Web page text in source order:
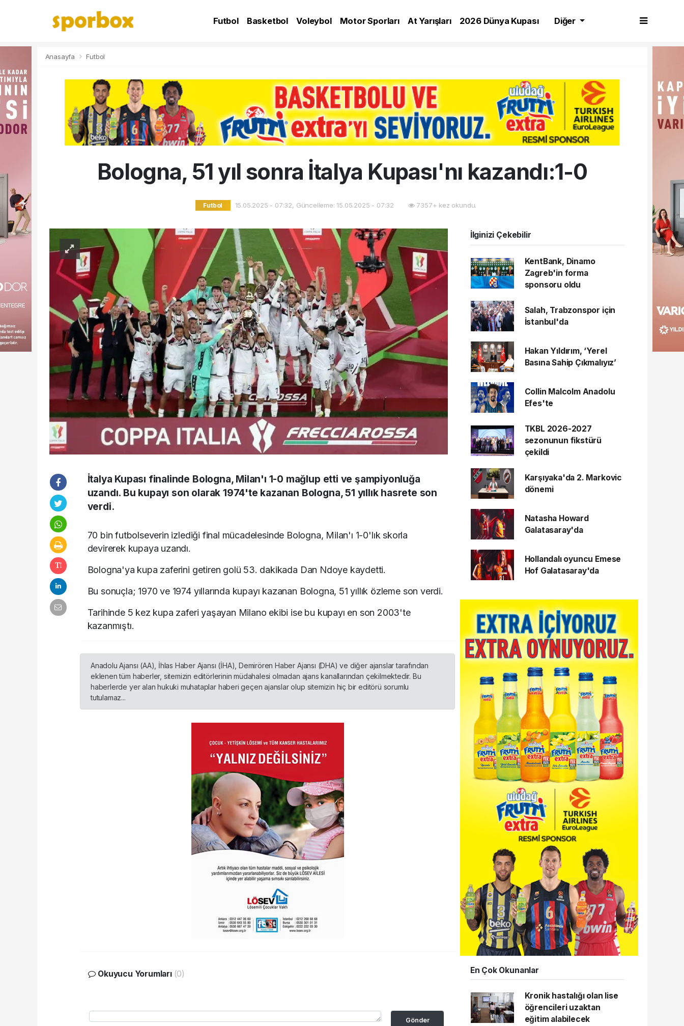
Futbol Basketbol Voleybol Motor Sporları At Yarışları
2026 Dünya Kupası
Diğer
Anasayfa Futbol
Bologna, 51 yıl sonra İtalya Kupası'nı kazandı:1-0
Futbol 15.05.2025 - 07:32, Güncelleme: 15.05.2025 - 07:32 7357+ kez okundu.
İtalya Kupası finalinde Bologna, Milan'ı 1-0 mağlup etti ve şampiyonluğa
uzandı. Bu kupayı son olarak 1974'te kazanan Bologna, 51 yıllık hasrete son
verdi.
70 bin futbolseverin izlediği final mücadelesinde Bologna, Milan'ı 1-0'lık skorla
devirerek kupaya uzandı.
Bologna'ya kupa zaferini getiren golü 53. dakikada Dan Ndoye kaydetti.
Bu sonuçla; 1970 ve 1974 yıllarında kupayı kazanan Bologna, 51 yıllık özleme son verdi.
Tarihinde 5 kez kupa zaferi yaşayan Milano ekibi ise bu kupayı en son 2003'te
kazanmıştı.
Anadolu Ajansı (AA), İhlas Haber Ajansı (İHA), Demirören Haber Ajansı (DHA) ve diğer ajanslar tarafından
eklenen tüm haberler, sitemizin editörlerinin müdahalesi olmadan ajans kanallarından çekilmektedir. Bu
haberlerde yer alan hukuki muhataplar haberi geçen ajanslar olup sitemizin hiç bir editörü sorumlu
tutulamaz...
Okuyucu Yorumları (0)
Gönder
İlginizi Çekebilir
KentBank, Dinamo
Zagreb'in forma
sponsoru oldu
Salah, Trabzonspor için
İstanbul'da
Hakan Yıldırım, ‘Yerel
Basına Sahip Çıkmalıyız’
Collin Malcolm Anadolu
Efes'te
TKBL 2026-2027
sezonunun fikstürü
çekildi
Karşıyaka'da 2. Markovic
dönemi
Natasha Howard
Galatasaray'da
Hollandalı oyuncu Emese
Hof Galatasaray'da
En Çok Okunanlar
Kronik hastalığı olan lise
öğrencileri uzaktan
eğitim alabilecek